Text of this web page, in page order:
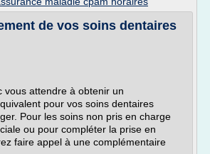
de vos soins dentaires
vous attendre à obtenir un
pour vos soins dentaires
Pour les soins non pris en charge
ou pour compléter la prise en
faire appel à une complémentaire